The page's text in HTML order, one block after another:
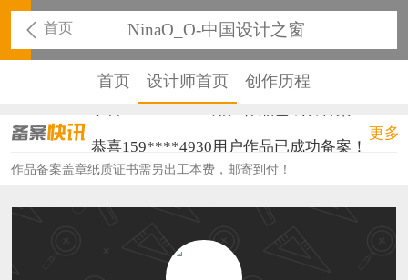
首页 NinaO_O-中国设计之窗
首页 设计师首页 创作历程
恭喜136****9807用户作品已成功备案！
恭喜159****4930用户作品已成功备案！
恭喜150****6483用户作品已成功备案！
恭喜159****4201用户作品已成功备案！
更多
作品备案盖章纸质证书需另出工本费，邮寄到付！